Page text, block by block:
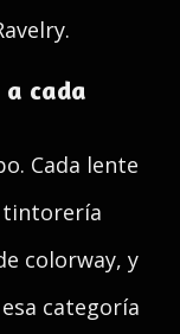
cada
Cada lente
tintorería
colorway, y
categoría